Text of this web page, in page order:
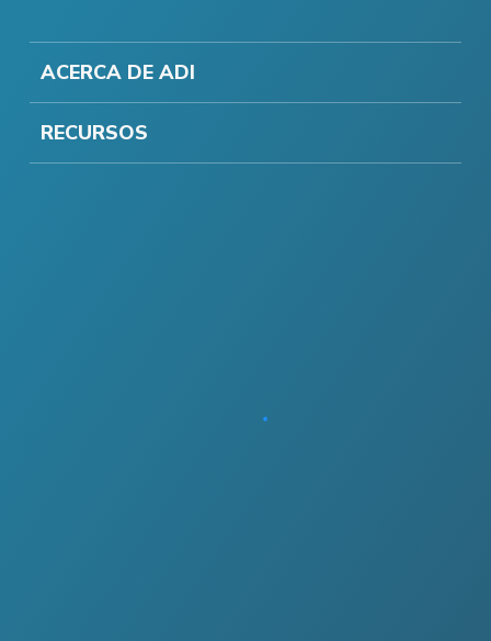
ACERCA DE ADI
RECURSOS